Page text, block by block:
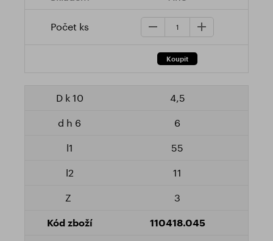
4,5
6
55
11
3
110418.045